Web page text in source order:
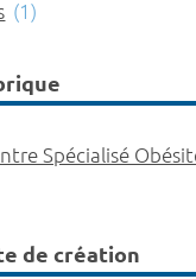
(1)
Spécialisé
de création